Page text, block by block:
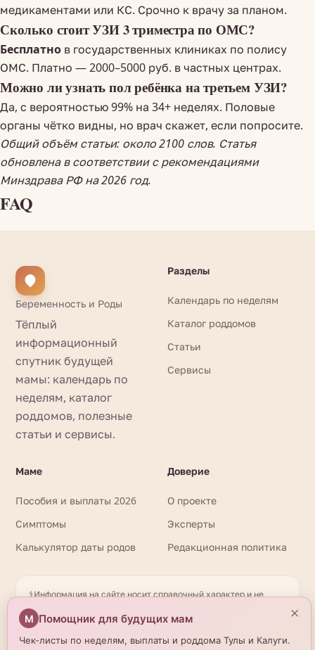
медикаментами или КС. Срочно к врачу за планом.
Сколько стоит УЗИ 3 триместра по ОМС?
Бесплатно в государственных клиниках по полису
ОМС. Платно — 2000–5000 руб. в частных центрах.
Можно ли узнать пол ребёнка на третьем УЗИ?
Да, с вероятностью 99% на 34+ неделях. Половые
органы чётко видны, но врач скажет, если попросите.
Общий объём статьи: около 2100 слов. Статья
обновлена в соответствии с рекомендациями
Минздрава РФ на 2026 год.
FAQ
Беременность и Роды
Тёплый
информационный
спутник будущей
мамы: календарь по
неделям, каталог
роддомов, полезные
статьи и сервисы.
Разделы
Календарь по неделям
Каталог роддомов
Статьи
Сервисы
Маме
Пособия и выплаты 2026
Симптомы
Калькулятор даты родов
Доверие
О проекте
Эксперты
Редакционная политика
⚕️Информация на сайте носит справочный характер и не
заменяет очную консультацию врача. При любых вопросах
здоровья обращайтесь к квалифицированному
специалисту. Имеются противопоказания. Необходима
консультация специалиста. Данные о роддомах получены
М Помощник для будущих мам
Чек-листы по неделям, выплаты и роддома Тулы и Калуги.
×